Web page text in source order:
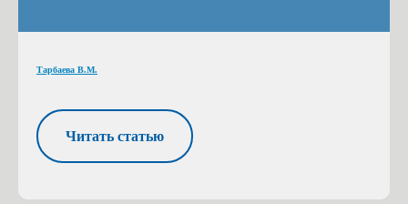
Тарбаева В.М.
Читать статью